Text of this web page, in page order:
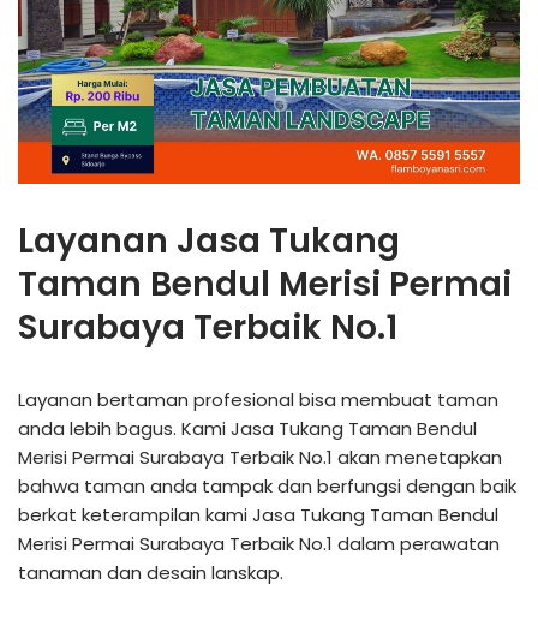
Layanan Jasa Tukang
Taman Bendul Merisi Permai
Surabaya Terbaik No.1
Layanan bertaman profesional bisa membuat taman
anda lebih bagus. Kami Jasa Tukang Taman Bendul
Merisi Permai Surabaya Terbaik No.1 akan menetapkan
bahwa taman anda tampak dan berfungsi dengan baik
berkat keterampilan kami Jasa Tukang Taman Bendul
Merisi Permai Surabaya Terbaik No.1 dalam perawatan
tanaman dan desain lanskap.